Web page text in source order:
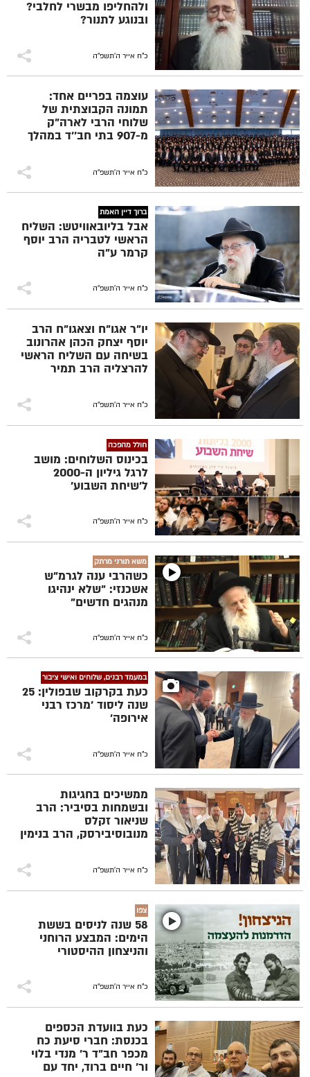
ולהחליפו מבשרי לחלבי?
ובנוגע לתנור?
כ"ח אייר ה׳תשפ״ה
עוצמה בפריים אחד:
תמונה הקבוצתית של
שלוחי הרבי לארה"ק
מ-907 בתי חב''ד במהלך
אגודת חב''ד, הנערך בימים
אלו במלון ניר עציון
שבצפון הארץ • צילום:
כ"ח אייר ה׳תשפ״ה
ברוך דיין האמת
אבל בליובאוויטש: השליח
הראשי לטבריה הרב יוסף
קרמר ע"ה
כ"ח אייר ה׳תשפ״ה
יו"ר אגו"ח וצאגו"ח הרב
יוסף יצחק הכהן אהרונוב
בשיחה עם השליח הראשי
להרצליה הרב תמיר
הגאון החסיד הרב יעקב
נקי שליט"א, במהלך כינוס
כ"ח אייר ה׳תשפ״ה
חולל מהפכה
בכינוס השלוחים: מושב
לרגל גיליון ה-2000
ל'שיחת השבוע'
כ"ח אייר ה׳תשפ״ה
משא תורני מרתק
כשהרבי ענה לגרמ"ש
אשכנזי: "שלא ינהיגו
מנהגים חדשים"
כ"ח אייר ה׳תשפ״ה
במעמד רבנים, שלוחים ואישי ציבור
כעת בקרקוב שבפולין: 25
שנה ליסוד 'מרכז רבני
אירופה'
כ"ח אייר ה׳תשפ״ה
ממשיכים בחגיגות
ובשמחות בסיביר: הרב
שניאור זקלס
מנובוסיבירסק, הרב בנימין
לוי קמינצקי מטומסק והרב
אהרון ווגנר מאירקוצק -
בתפילת שחרית הבוקר
כ"ח אייר ה׳תשפ״ה
צפו
58 שנה לניסים בששת
הימים: המבצע הרוחני
והניצחון ההיסטורי
כ"ח אייר ה׳תשפ״ה
כעת בוועדת הכספים
בכנסת: חברי סיעת כח
מכפר חב"ד ר' מנדי בלוי
ור' חיים ברוד, יחד עם